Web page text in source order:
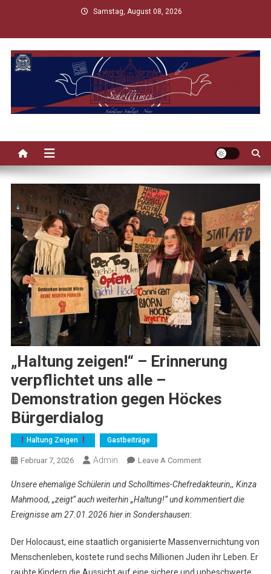
content
Samstag, August 08, 2026
„Haltung zeigen!“ – Erinnerung
verpflichtet uns alle –
Demonstration gegen Höckes
Bürgerdialog
Haltung Zeigen Gastbeiträge
Februar 7, 2026 Admin Leave A CommentOn
Zeigen!“
–
Uns
Alle
–
Unsere ehemalige Schülerin und Scholltimes-Chefredakteurin,, Kinza
Mahmood, „zeigt“ auch weiterhin „Haltung!“ und kommentiert die
Ereignisse am 27.01.2026 hier in Sondershausen:
Der Holocaust, eine staatlich organisierte Massenvernichtung von
Menschenleben, kostete rund sechs Millionen Juden ihr Leben. Er